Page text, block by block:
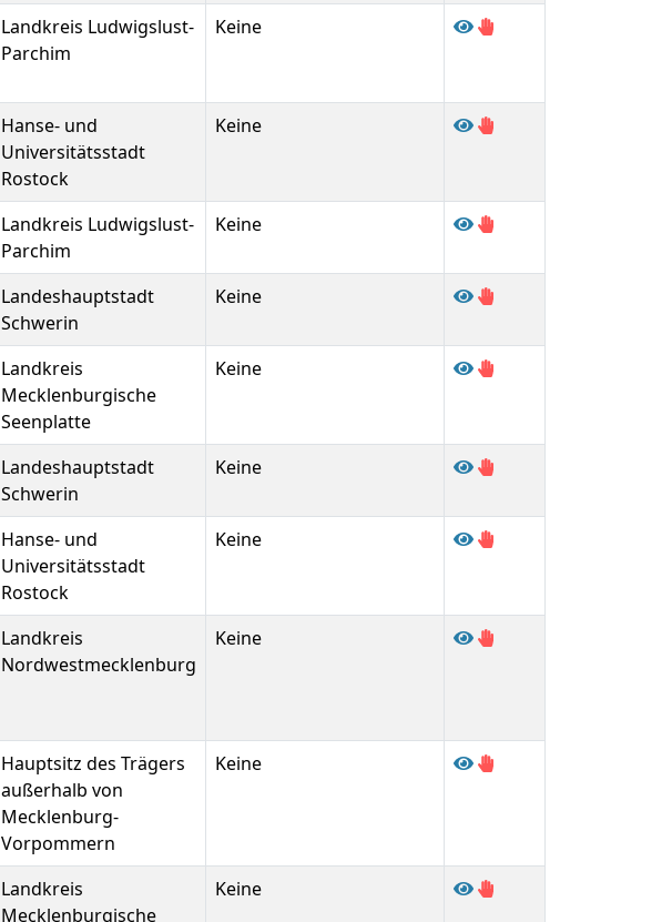
Landkreis Ludwigslust-
Parchim
Keine
Hanse- und
Universitätsstadt
Rostock
Keine
Landkreis Ludwigslust-
Parchim
Keine
Landeshauptstadt
Schwerin
Keine
Landkreis
Mecklenburgische
Seenplatte
Keine
Landeshauptstadt
Schwerin
Keine
Hanse- und
Universitätsstadt
Rostock
Keine
Landkreis
Nordwestmecklenburg
Keine
Hauptsitz des Trägers
außerhalb von
Mecklenburg-
Vorpommern
Keine
Landkreis
Mecklenburgische
Keine